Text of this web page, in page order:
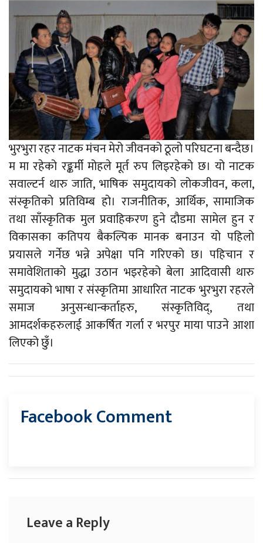
भुरभुरा रहर नाटक मंचन मेरो जीवनको ठूलो परिघटना बन्दैछ।
म मा रहेको रङ्कर्मी मोहले मूर्त रुप लिइरहेको छ। यो नाटक
सवाल्टर्न थारु जाति, भाषिक समुदायको लोकजीवन, कला,
संस्कृतिको प्रतिविम्ब हो। राजनीतिक, आर्थिक, सामाजिक
तथा साँस्कृतिक मुल प्रवाहिकरण हुने दौडमा सामेल हुन र
विकासका कतिपय बैकल्पिक मानक बनाउन यो पहिलो
प्रयासले गर्नेछ भन्ने अपेक्षा पनि गरिएको छ। पहिचान र
समावेशिताको मुद्धा उठान भइरहेको बेला आदिवासी थारु
समुदायको भाषा र संस्कृतिमा आधारित नाटक भुरभुरा रहरले
समाज अनुसन्धान्कर्ताहरु, संस्कृतिविद्, तथा
आमदर्शकहरुलाई आकर्षित गर्ला र भरपुर माया पाउने आशा
लिएको छुँ।
Facebook Comment
Leave a Reply